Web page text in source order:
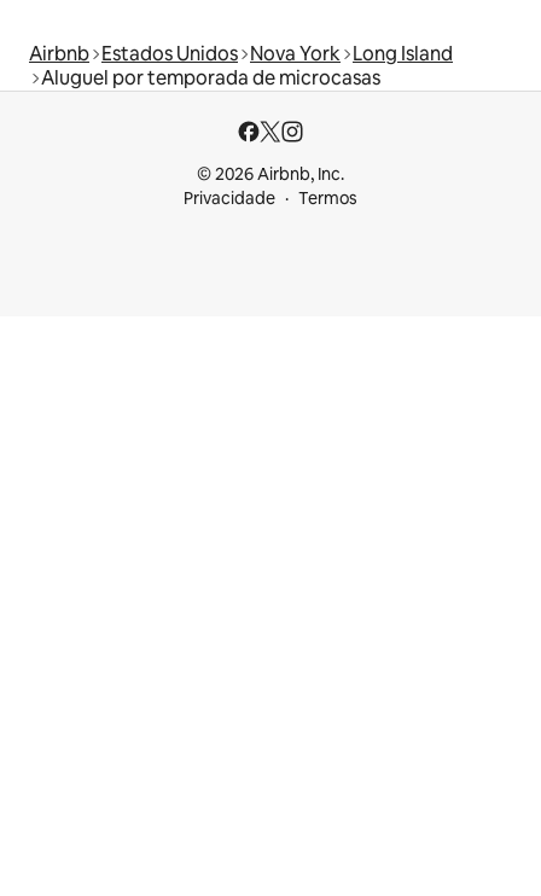
Airbnb Estados Unidos Nova York Long Island
Aluguel por temporada de microcasas
© 2026 Airbnb, Inc.
Privacidade
Termos